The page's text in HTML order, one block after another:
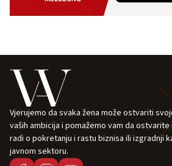
Vjerujemo da svaka žena može ostvariti
vaših ambicija i pomažemo vam da
radi o pokretanju i rastu biznisa ili izgradnji
javnom sektoru.